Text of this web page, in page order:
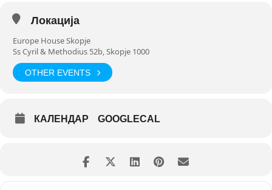
Локација
Europe House Skopje
Ss Cyril & Methodius 52b, Skopje 1000
OTHER EVENTS
КАЛЕНДАР GOOGLECAL